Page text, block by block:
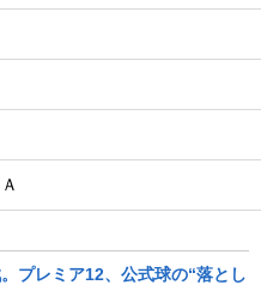
プレミア12、公式球の“落とし